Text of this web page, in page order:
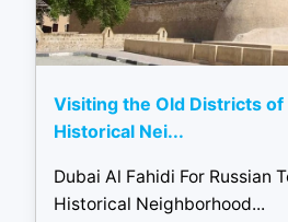
Visiting the Old Districts of
Historical Nei...
Dubai Al Fahidi For Russian
Historical Neighborhood...